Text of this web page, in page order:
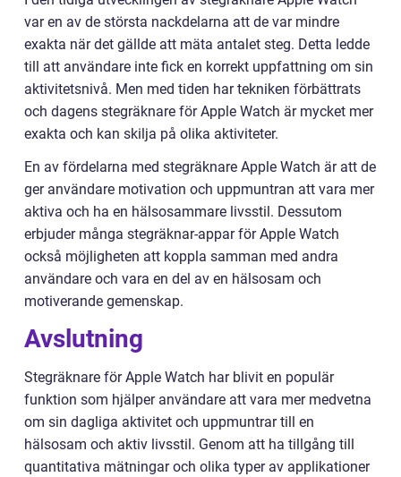
var en av de största nackdelarna att de var mindre
exakta när det gällde att mäta antalet steg. Detta ledde
till att användare inte fick en korrekt uppfattning om sin
aktivitetsnivå. Men med tiden har tekniken förbättrats
och dagens stegräknare för Apple Watch är mycket mer
exakta och kan skilja på olika aktiviteter.
En av fördelarna med stegräknare Apple Watch är att de
ger användare motivation och uppmuntran att vara mer
aktiva och ha en hälsosammare livsstil. Dessutom
erbjuder många stegräknar-appar för Apple Watch
också möjligheten att koppla samman med andra
användare och vara en del av en hälsosam och
motiverande gemenskap.
Avslutning
Stegräknare för Apple Watch har blivit en populär
funktion som hjälper användare att vara mer medvetna
om sin dagliga aktivitet och uppmuntrar till en
hälsosam och aktiv livsstil. Genom att ha tillgång till
quantitativa mätningar och olika typer av applikationer